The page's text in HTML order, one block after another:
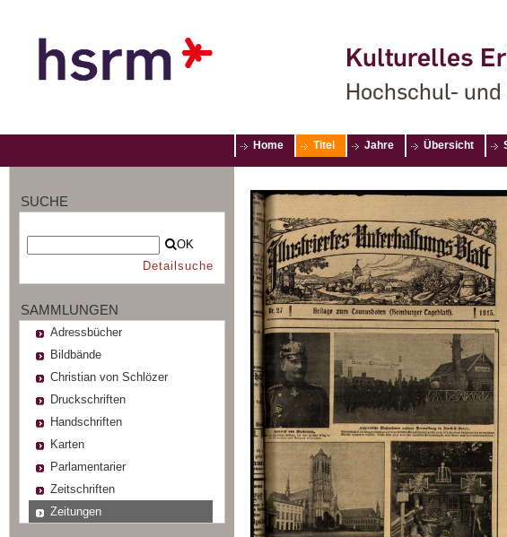
Kulturelles
Hochschul-
Home Titel Jahre Übersicht
SUCHE
OK
Detailsuche
SAMMLUNGEN
Adressbücher
Bildbände
Christian von Schlözer
Druckschriften
Handschriften
Karten
Parlamentarier
Zeitschriften
Zeitungen